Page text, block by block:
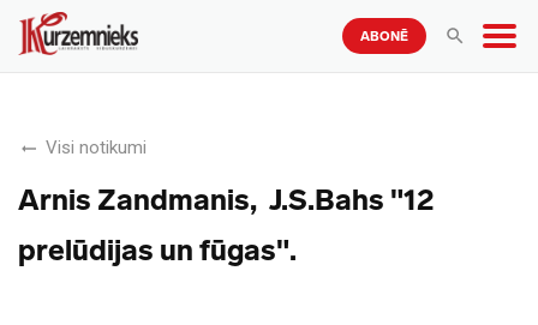
ABONĒ
Visi notikumi
Arnis Zandmanis, J.S.Bahs "12
prelūdijas un fūgas".